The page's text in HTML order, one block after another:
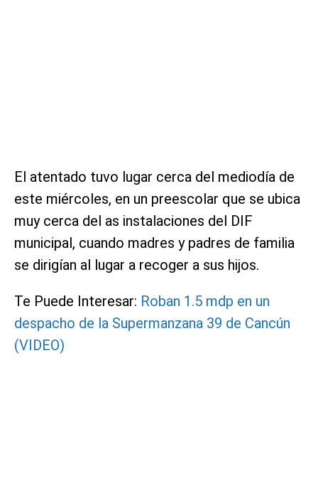
El atentado tuvo lugar cerca del mediodía de
este miércoles, en un preescolar que se ubica
muy cerca del as instalaciones del DIF
municipal, cuando madres y padres de familia
se dirigían al lugar a recoger a sus hijos.
Te Puede Interesar: Roban 1.5 mdp en un
despacho de la Supermanzana 39 de Cancún
(VIDEO)